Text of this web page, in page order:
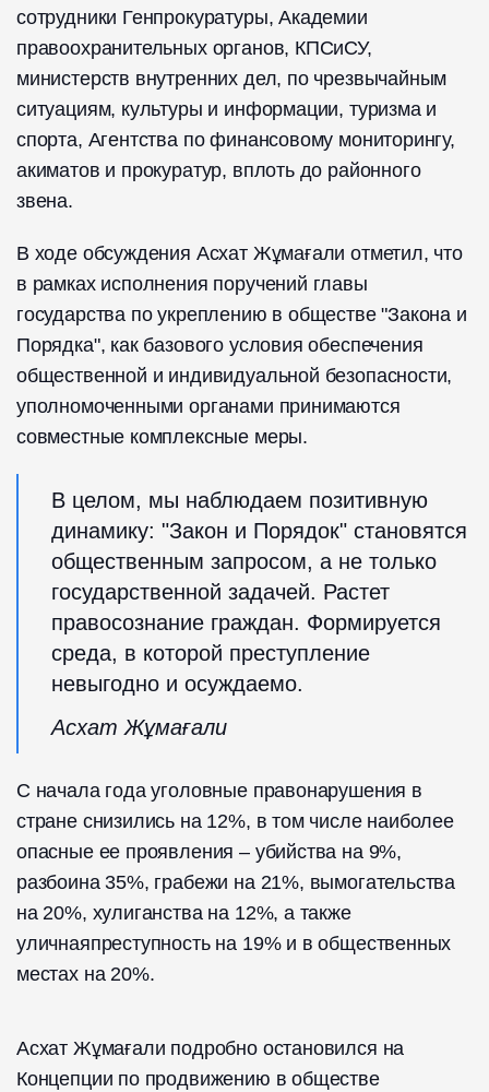
сотрудники Генпрокуратуры, Академии
правоохранительных органов, КПСиСУ,
министерств внутренних дел, по чрезвычайным
ситуациям, культуры и информации, туризма и
спорта, Агентства по финансовому мониторингу,
акиматов и прокуратур, вплоть до районного
звена.
В ходе обсуждения Асхат Жұмағали отметил, что
в рамках исполнения поручений главы
государства по укреплению в обществе "Закона и
Порядка", как базового условия обеспечения
общественной и индивидуальной безопасности,
уполномоченными органами принимаются
совместные комплексные меры.
В целом, мы наблюдаем позитивную
динамику: "Закон и Порядок" становятся
общественным запросом, а не только
государственной задачей. Растет
правосознание граждан. Формируется
среда, в которой преступление
невыгодно и осуждаемо.
Асхат Жұмағали
С начала года уголовные правонарушения в
стране снизились на 12%, в том числе наиболее
опасные ее проявления – убийства на 9%,
разбоина 35%, грабежи на 21%, вымогательства
на 20%, хулиганства на 12%, а также
уличнаяпреступность на 19% и в общественных
местах на 20%.
Асхат Жұмағали подробно остановился на
Концепции по продвижению в обществе